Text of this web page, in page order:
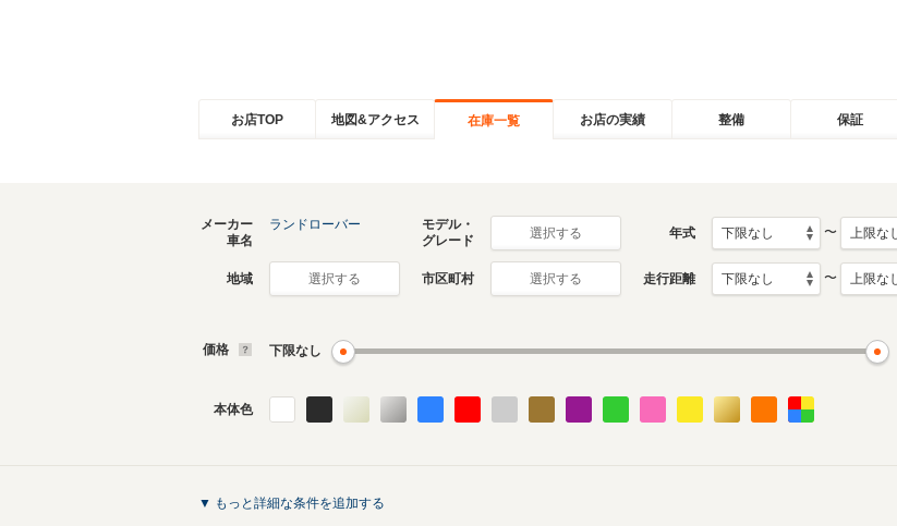
お店TOP 地図&アクセス 在庫一覧 お店の実績 整備 保証
メーカー
車名
ランドローバー
モデル・
グレード
選択する 年式 〜
地域 選択する 市区町村 選択する 走行距離 〜
価格 下限なし
本体色
▼ もっと詳細な条件を追加する